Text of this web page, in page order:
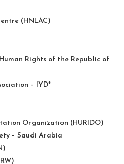
(HNLAC)
Rights of the Republic of
– IYD*
Organization (HURIDO)
– Saudi Arabia